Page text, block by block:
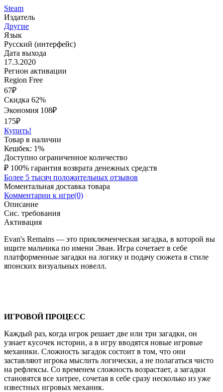
Steam
Издатель
Другие
Язык
Русский (интерфейс)
Дата выхода
17.3.2020
Регион активации
Region Free
67₽
Скидка 62%
Экономия 108₽
175₽
Купить!
Товар в наличии
Кешбек: 1%
Доступно ограниченное количество
₽ 100% гарантия возврата денежных средств
Более 5 тысяч положительных отзывов
Моментальная доставка товара
Комментарии к игре(0)
Описание
Сис. требования
Активация
Evan's Remains — это приключенческая загадка, в которой вы
ищите мальчика по имени Эван. Игра сочетает в себе
платформенные загадки на логику и подачу сюжета в стиле
японских визуальных новелл.
ИГРОВОЙ ПРОЦЕСС
Каждый раз, когда игрок решает две или три загадки, он
узнает кусочек истории, а в игру вводятся новые игровые
механики. Сложность загадок состоит в том, что они
заставляют игрока мыслить логически, а не полагаться чисто
на рефлексы. Со временем сложность возрастает, а загадки
становятся все хитрее, сочетая в себе сразу несколько из уже
известных игровых механик.